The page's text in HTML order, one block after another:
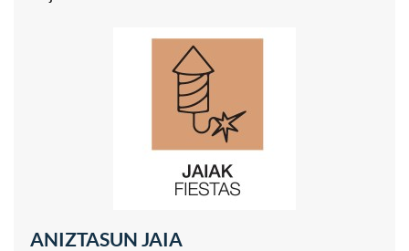
ANIZTASUN JAIA